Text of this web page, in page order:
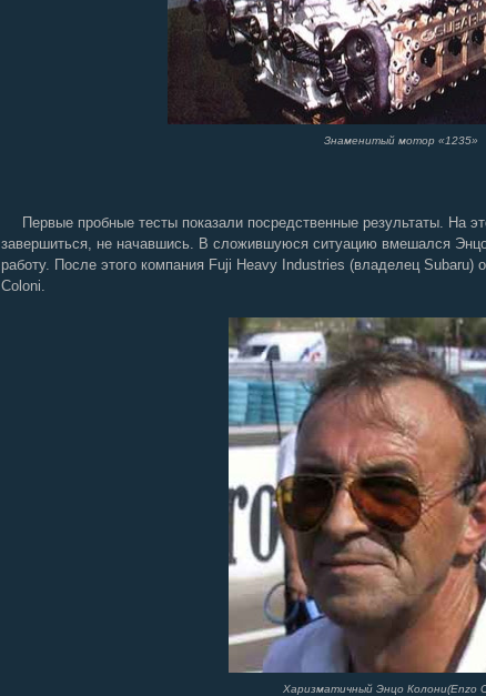
Знаменитый мотор «1235»
Первые пробные тесты показали посредственные результаты. На
завершиться, не начавшись. В сложившуюся ситуацию вмешался
работу. После этого компания Fuji Heavy Industries (владелец Subaru)
Coloni.
Харизматичный Энцо Колони(Enzo